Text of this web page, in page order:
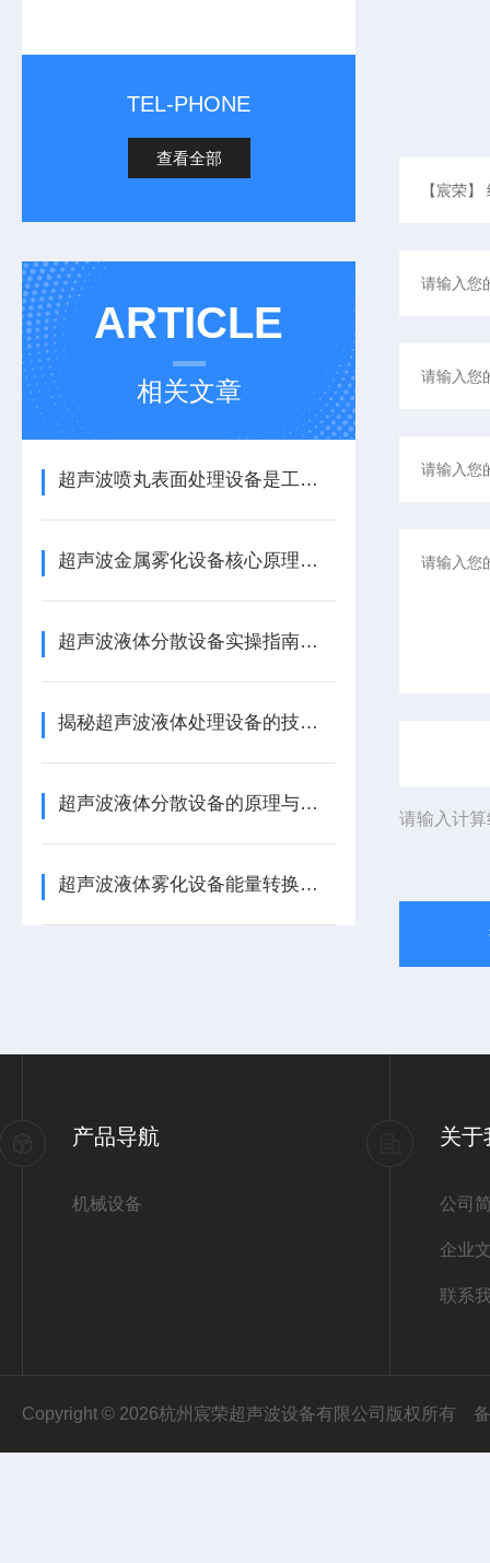
TEL-PHONE
查看全部
ARTICLE
相关文章
超声波喷丸表面处理设备是工艺与应用介绍
超声波金属雾化设备核心原理与应用场景
超声波液体分散设备实操指南：细节把控与工艺优化
揭秘超声波液体处理设备的技术奥秘
超声波液体分散设备的原理与应用解析
超声波液体雾化设备能量转换机制 涂料分散喷涂工艺适配详解
请输入计
产品导航
机械设备
关于
公司
企业
联系
Copyright © 2026杭州宸荣超声波设备有限公司版权所有